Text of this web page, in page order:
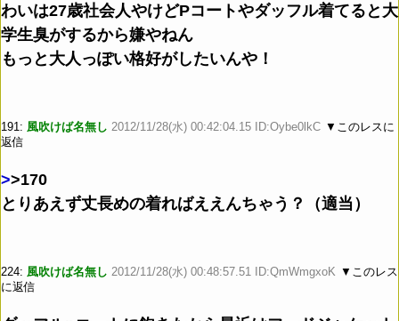
わいは27歳社会人やけどPコートやダッフル着てると大
学生臭がするから嫌やねん
もっと大人っぽい格好がしたいんや！
191: 風吹けば名無し 2012/11/28(水) 00:42:04.15 ID:Oybe0lkC ▼このレスに
返信
>>170
とりあえず丈長めの着ればええんちゃう？（適当）
224: 風吹けば名無し 2012/11/28(水) 00:48:57.51 ID:QmWmgxoK ▼このレス
に返信